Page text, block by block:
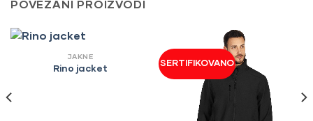
POVEZANI PROIZVODI
JAKNE
Rino jacket
SERTIFIKOVANO